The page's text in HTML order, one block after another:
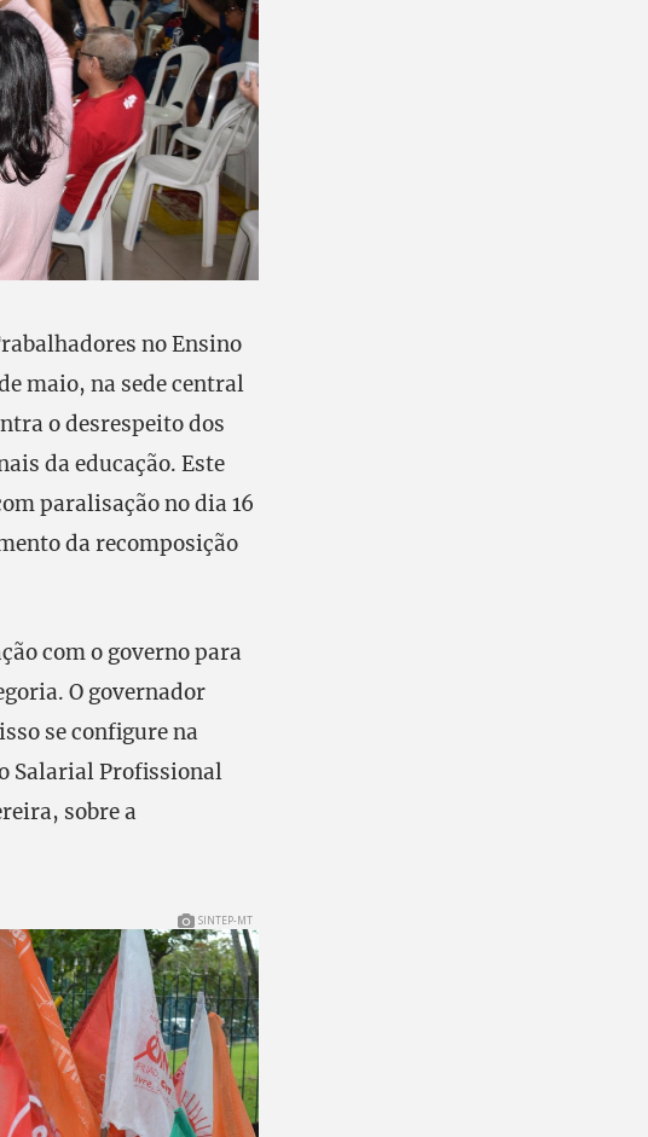
no Ensino
maio, na sede central
o desrespeito dos
da educação. Este
paralisação no dia 16
da recomposição
com o governo para
O governador
se configure na
Salarial Profissional
sobre a
SINTEP-MT